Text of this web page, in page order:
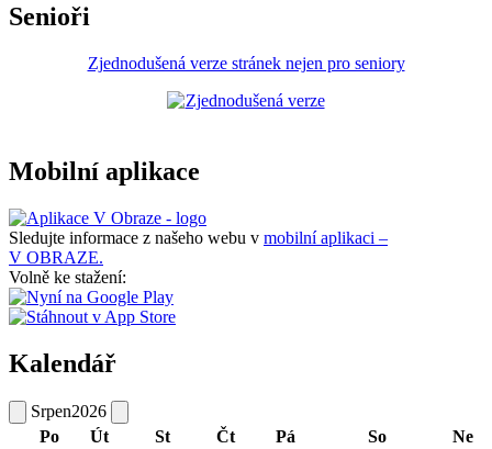
Senioři
Zjednodušená verze stránek nejen pro seniory
Mobilní aplikace
Sledujte informace z našeho webu v mobilní aplikaci –
V OBRAZE.
Volně ke stažení:
Kalendář
Srpen2026
Po
Út St Čt Pá So Ne